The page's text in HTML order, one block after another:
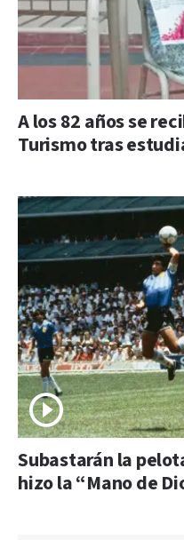
A los 82 años se
Turismo tras
Subastarán la
hizo la “Mano de